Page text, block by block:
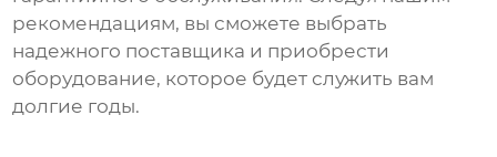
рекомендациям, вы сможете выбрать
надежного поставщика и приобрести
оборудование, которое будет служить вам
долгие годы.